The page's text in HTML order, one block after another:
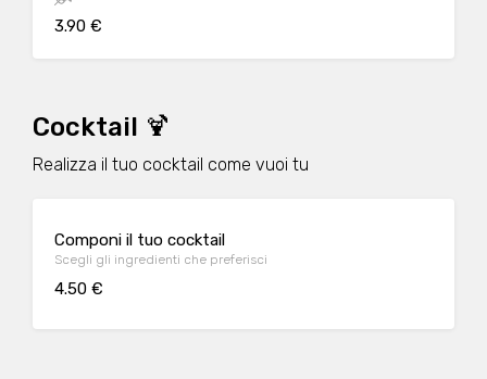
3.90 €
Cocktail 🍹
Realizza il tuo cocktail come vuoi tu
Componi il tuo cocktail
Scegli gli ingredienti che preferisci
4.50 €